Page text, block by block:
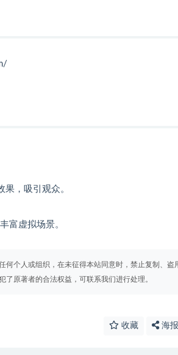
，吸引观众。
富虚拟场景。
个人或组织，在未征得本站同意时，禁止复制、盗
原著者的合法权益，可联系我们进行处理。
收藏 海报